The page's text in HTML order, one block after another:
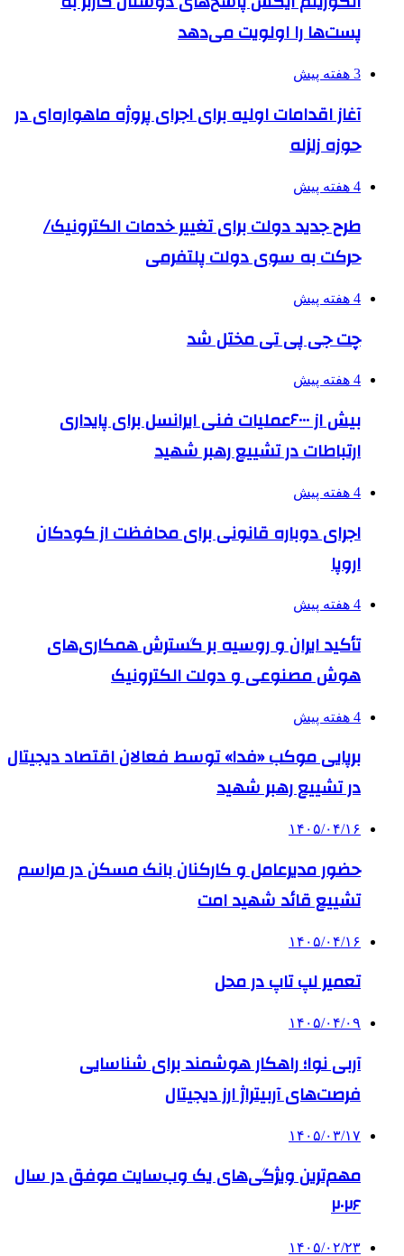
پست‌ها را اولویت می‌دهد
3 هفته پیش
آغاز اقدامات اولیه برای اجرای پروژه ماهواره‌ای در
حوزه زلزله
4 هفته پیش
طرح جدید دولت برای تغییر خدمات الکترونیک/
حرکت به سوی دولت پلتفرمی
4 هفته پیش
چت جی پی تی مختل شد
4 هفته پیش
بیش از ۶۰۰۰عملیات فنی ایرانسل برای پایداری
ارتباطات در تشییع رهبر شهید
4 هفته پیش
اجرای دوباره قانونی برای محافظت از کودکان
اروپا
4 هفته پیش
تأکید ایران و روسیه بر گسترش همکاری‌های
هوش مصنوعی و دولت الکترونیک
4 هفته پیش
برپایی موکب «فدا» توسط فعالان اقتصاد دیجیتال
در تشییع رهبر شهید
۱۴۰۵/۰۴/۱۶
حضور مدیرعامل و کارکنان بانک مسکن در مراسم
تشییع قائد شهید امت
۱۴۰۵/۰۴/۱۶
تعمیر لپ تاپ در محل
۱۴۰۵/۰۴/۰۹
آربی نوا؛ راهکار هوشمند برای شناسایی
فرصت‌های آربیتراژ ارز دیجیتال
۱۴۰۵/۰۳/۱۷
مهم‌ترین ویژگی‌های یک وب‌سایت موفق در سال
۲۰۲۶
۱۴۰۵/۰۲/۲۳